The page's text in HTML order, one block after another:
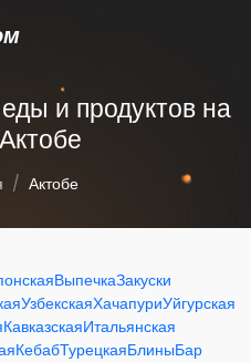
и продуктов на
Актобе
ВыпечкаЗакуски
УзбекскаяХачапуриУйгурская
КавказскаяИтальянская
КебабТурецкаяБлиныБар